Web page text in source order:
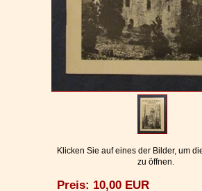
Widerrufsbelehrung
Geschäftsbedingungen
Datenschutzerklärung
Ihr WarenkorbKlicken Sie auf eines der Bilder, um
zu öffnen.
Preis: 10,00 EUR